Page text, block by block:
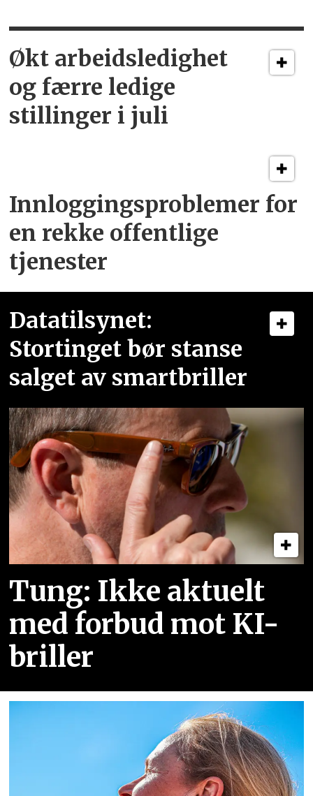
Økt arbeidsledighet
og færre ledige
stillinger i juli
Innloggingsproblemer for
en rekke offentlige
tjenester
Datatilsynet:
Stortinget bør stanse
salget av smartbriller
Tung: Ikke aktuelt
med forbud mot KI-
briller